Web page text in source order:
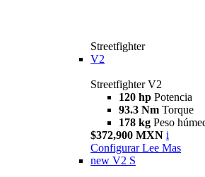
Streetfighter
V2
Streetfighter V2
120 hp Potencia
93.3 Nm Torque
178 kg Peso
$372,900 MXN i
Configurar Lee Mas
new V2 S